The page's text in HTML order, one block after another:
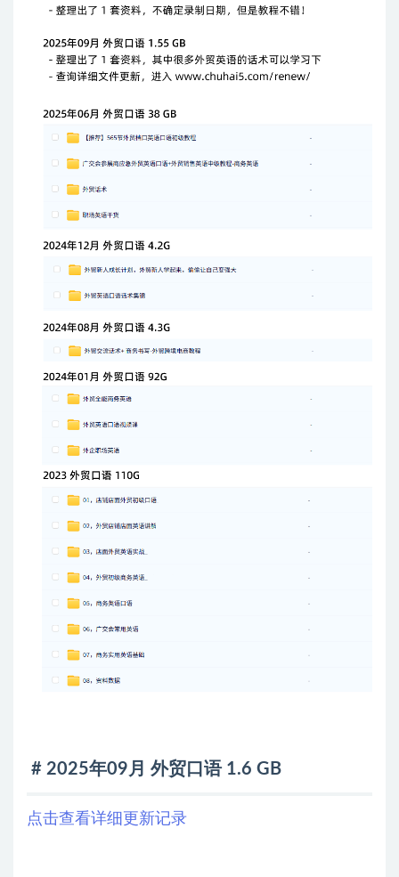
# 2025年09月 外贸口语 1.6 GB
点击查看详细更新记录